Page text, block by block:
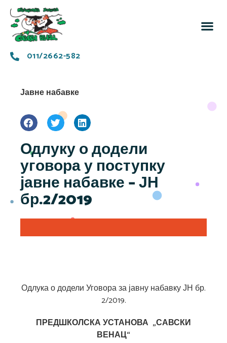
011/2662-582
Јавне набавке
Одлуку о додели
уговора у поступку
јавне набавке – ЈН
бр.2/2019
Одлука о додели Уговора за јавну набавку ЈН бр.
2/2019.
ПРЕДШКОЛСКА УСТАНОВА „САВСКИ
ВЕНАЦ“